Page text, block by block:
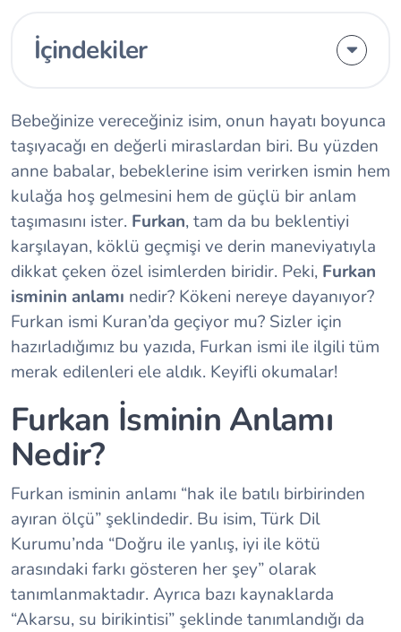
İçindekiler
Bebeğinize vereceğiniz isim, onun hayatı boyunca
taşıyacağı en değerli miraslardan biri. Bu yüzden
anne babalar, bebeklerine isim verirken ismin hem
kulağa hoş gelmesini hem de güçlü bir anlam
taşımasını ister. Furkan, tam da bu beklentiyi
karşılayan, köklü geçmişi ve derin maneviyatıyla
dikkat çeken özel isimlerden biridir. Peki, Furkan
isminin anlamı nedir? Kökeni nereye dayanıyor?
Furkan ismi Kuran’da geçiyor mu? Sizler için
hazırladığımız bu yazıda, Furkan ismi ile ilgili tüm
merak edilenleri ele aldık. Keyifli okumalar!
Furkan İsminin Anlamı
Nedir?
Furkan isminin anlamı “hak ile batılı birbirinden
ayıran ölçü” şeklindedir. Bu isim, Türk Dil
Kurumu’nda “Doğru ile yanlış, iyi ile kötü
arasındaki farkı gösteren her şey” olarak
tanımlanmaktadır. Ayrıca bazı kaynaklarda
“Akarsu, su birikintisi” şeklinde tanımlandığı da